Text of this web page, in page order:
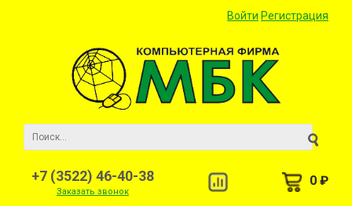
Войти Регистрация
+7 (3522) 46-40-38
Заказать звонок
0 ₽